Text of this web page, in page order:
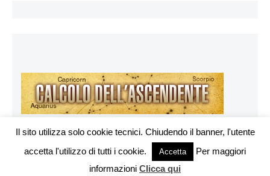
Esoterya.com © 2026. All right reserverd.
Il sito utilizza solo cookie tecnici. Chiudendo il banner, l'utente
accetta l'utilizzo di tutti i cookie.
Accetta
Per maggiori
informazioni Clicca qui
Vuoi pubblicare sul nostro network?